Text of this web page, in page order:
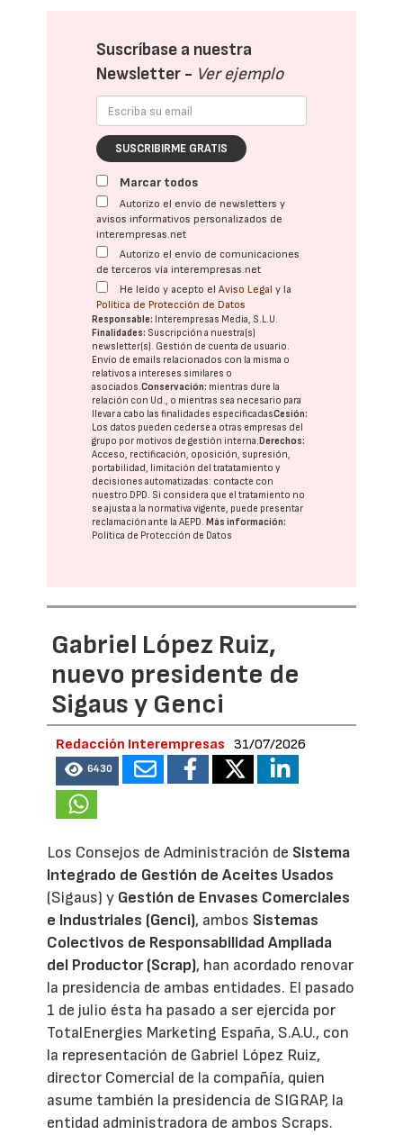
Suscríbase a nuestra
Newsletter - Ver ejemplo
SUSCRIBIRME GRATIS
Marcar todos
Autorizo el envío de newsletters y
avisos informativos personalizados de
interempresas.net
Autorizo el envío de comunicaciones
de terceros vía interempresas.net
He leído y acepto elAviso Legal y la
Política de Protección de Datos
Responsable: Interempresas Media, S.L.U.
Finalidades: Suscripción a nuestra(s)
newsletter(s). Gestión de cuenta de usuario.
Envío de emails relacionados con la misma o
relativos a intereses similares o
asociados.Conservación: mientras dure la
relación con Ud., o mientras sea necesario para
llevar a cabo las finalidades especificadasCesión:
Los datos pueden cederse a otras empresas del
grupo por motivos de gestión interna. Derechos:
Acceso, rectificación, oposición, supresión,
portabilidad, limitación del tratatamiento y
decisiones automatizadas: contacte con
nuestro DPD. Si considera que el tratamiento no
se ajusta a la normativa vigente, puede presentar
reclamación ante laAEPD. Más información:
Política de Protección de Datos
Gabriel López Ruiz,
nuevo presidente de
Sigaus y Genci
Redacción Interempresas 31/07/2026
6430
Los Consejos de Administración de Sistema
Integrado de Gestión de Aceites Usados
(Sigaus) y Gestión de Envases Comerciales
e Industriales (Genci), ambos Sistemas
Colectivos de Responsabilidad Ampliada
del Productor (Scrap), han acordado renovar
la presidencia de ambas entidades. El pasado
1 de julio ésta ha pasado a ser ejercida por
TotalEnergies Marketing España, S.A.U., con
la representación de Gabriel López Ruiz,
director Comercial de la compañía, quien
asume también la presidencia de SIGRAP, la
entidad administradora de ambos Scraps.